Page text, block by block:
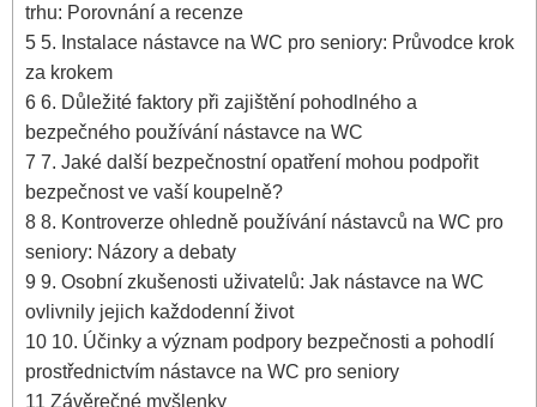
trhu: Porovnání a recenze
5 5. Instalace nástavce na WC pro seniory: Průvodce krok
za krokem
6 6. Důležité faktory při zajištění pohodlného a
bezpečného používání nástavce na WC
7 7. Jaké další bezpečnostní opatření mohou podpořit
bezpečnost ve vaší koupelně?
8 8. Kontroverze ohledně používání nástavců na WC pro
seniory: Názory a debaty
9 9. Osobní zkušenosti uživatelů: Jak nástavce na WC
ovlivnily jejich každodenní život
10 10. Účinky a význam podpory bezpečnosti a pohodlí
prostřednictvím nástavce na WC pro seniory
11 Závěrečné myšlenky